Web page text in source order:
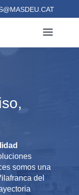
somos una
del